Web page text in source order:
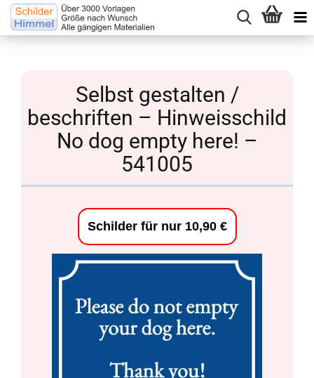
Selbst gestalten /
beschriften – Hinweisschild
No dog empty here! –
541005
Schilder für nur 10,90 €